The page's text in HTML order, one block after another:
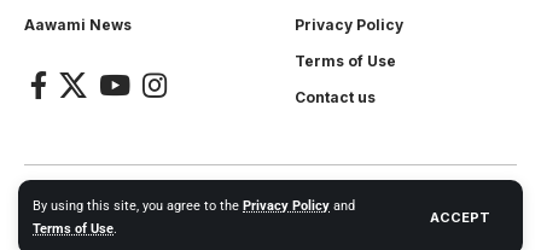
By using this site, you agree to the Privacy Policy and
Terms of Use.
ACCEPT
Aawami News
Privacy Policy
Terms of Use
Contact us
2024- All Rights Reserved.Live 7 tv. Website Created by and